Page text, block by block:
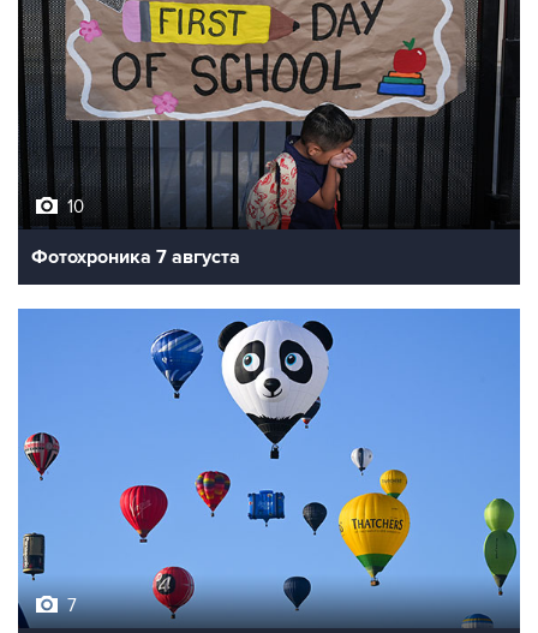
10
Фотохроника 7 августа
Фестиваль воздухоплавания в Бристоле